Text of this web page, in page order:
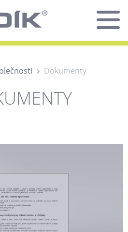
Dokumenty